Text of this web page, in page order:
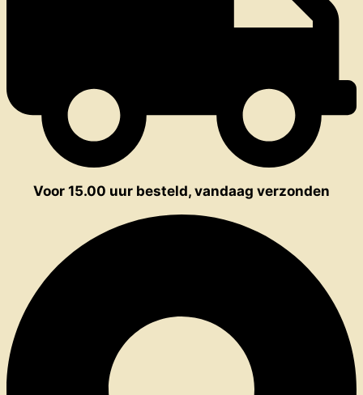
Voor 15.00 uur besteld, vandaag verzonden